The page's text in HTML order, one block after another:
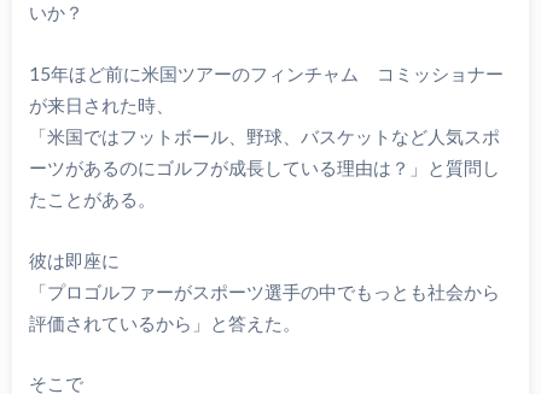
いか？
15年ほど前に米国ツアーのフィンチャム コミッショナー
が来日された時、
「米国ではフットボール、野球、バスケットなど人気スポ
ーツがあるのにゴルフが成長している理由は？」と質問し
たことがある。
彼は即座に
「プロゴルファーがスポーツ選手の中でもっとも社会から
評価されているから」と答えた。
そこで